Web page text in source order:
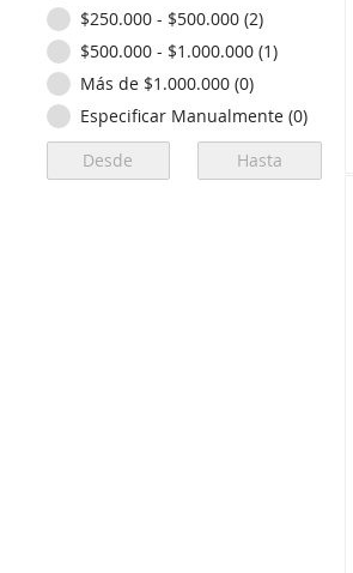
$250.000 - $500.000 (2)
$500.000 - $1.000.000 (1)
Más de $1.000.000 (0)
Especificar Manualmente (0)